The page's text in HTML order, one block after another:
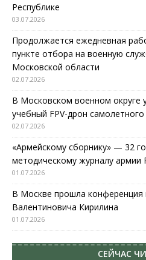
Республике
03.07.2026
Продолжается ежедневная
пункте отбора на военную
Московской области
02.07.2026
В Московском военном округе
учебный FPV-дрон самолетного
02.07.2026
«Армейскому сборнику» — 32
методическому журналу армии
01.07.2026
В Москве прошла конференция
Валентиновича Кирилина
01.07.2026
СЕЙЧАС